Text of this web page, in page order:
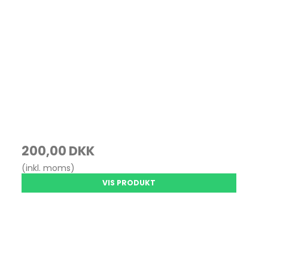
200,00 DKK
(inkl. moms)
VIS PRODUKT